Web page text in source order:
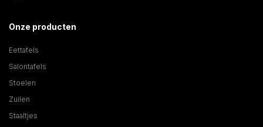
Onze producten
Eettafels
Salontafels
Stoelen
Zuilen
Staaltjes